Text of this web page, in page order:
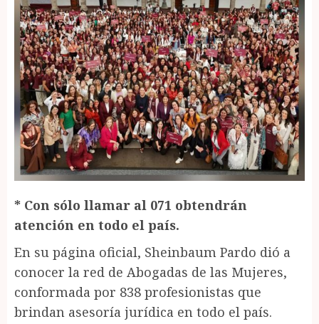
* Con sólo llamar al 071 obtendrán
atención en todo el país.
En su página oficial, Sheinbaum Pardo dió a
conocer la red de Abogadas de las Mujeres,
conformada por 838 profesionistas que
brindan asesoría jurídica en todo el país.